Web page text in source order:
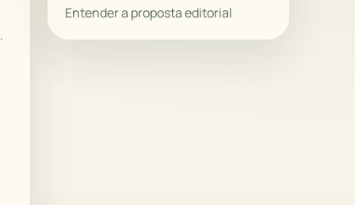
Entender a proposta editorial